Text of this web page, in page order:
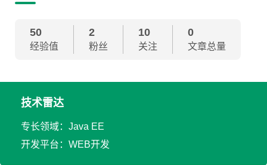
50
经验值
2
粉丝
10
关注
0
文章总量
技术雷达
专长领域：Java EE
开发平台：WEB开发